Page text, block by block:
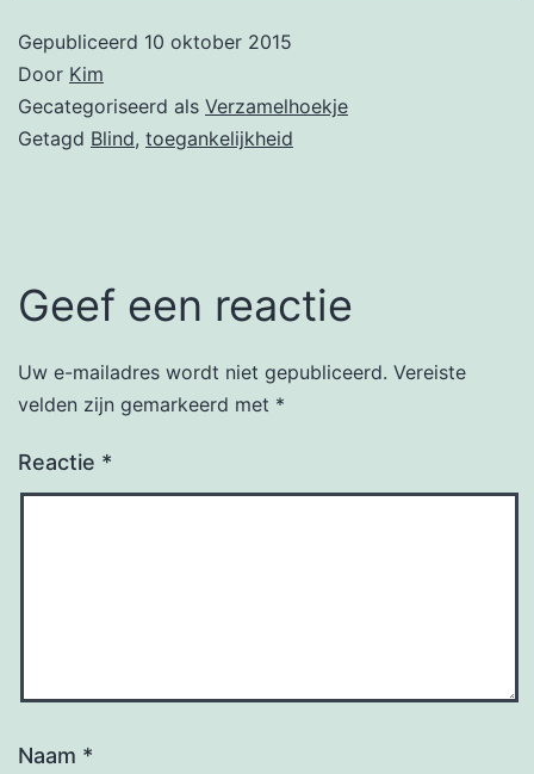
Gepubliceerd 10 oktober 2015
Door Kim
Gecategoriseerd als Verzamelhoekje
Getagd Blind, toegankelijkheid
Geef een reactie
Uw e-mailadres wordt niet gepubliceerd. Vereiste
velden zijn gemarkeerd met *
Reactie *
Naam *